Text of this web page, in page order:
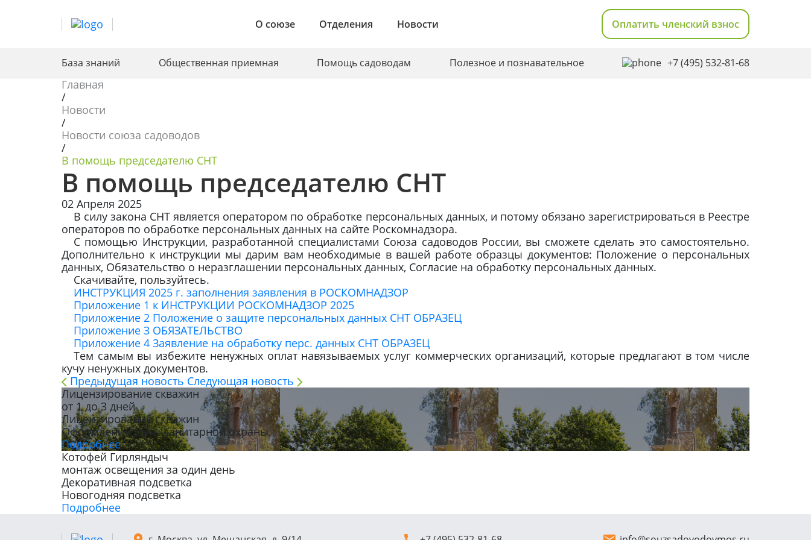
О союзе Отделения Новости Оплатить членский взнос
База знаний Общественная приемная Помощь садоводам Полезное и познавательное +7 (495) 532-81-68
Главная
/
Новости
/
Новости союза садоводов
/
В помощь председателю СНТ
В помощь председателю СНТ
02 Апреля 2025
В силу закона СНТ является оператором по обработке персональных данных, и потому обязано зарегистрироваться в Реестре
операторов по обработке персональных данных на сайте Роскомнадзора.
С помощью Инструкции, разработанной специалистами Союза садоводов России, вы сможете сделать это самостоятельно.
Дополнительно к инструкции мы дарим вам необходимые в вашей работе образцы документов: Положение о персональных
данных, Обязательство о неразглашении персональных данных, Согласие на обработку персональных данных.
Скачивайте, пользуйтесь.
ИНСТРУКЦИЯ 2025 г. заполнения заявления в РОСКОМНАДЗОР
Приложение 1 к ИНСТРУКЦИИ РОСКОМНАДЗОР 2025
Приложение 2 Положение о защите персональных данных СНТ ОБРАЗЕЦ
Приложение 3 ОБЯЗАТЕЛЬСТВО
Приложение 4 Заявление на обработку перс. данных СНТ ОБРАЗЕЦ
Тем самым вы избежите ненужных оплат навязываемых услуг коммерческих организаций, которые предлагают в том числе
кучу ненужных документов.
Предыдущая новость Следующая новость
Лицензирование скважин
от 1 до 3 дней
Лицензирование скважин
Оформление зоны санитарной охраны
Подробнее
Котофей Гирляндыч
монтаж освещения за один день
Декоративная подсветка
Новогодняя подсветка
Подробнее